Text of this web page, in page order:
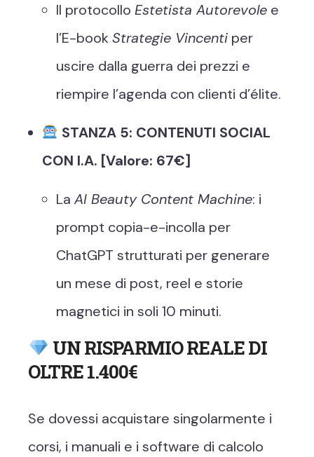
Il protocollo Estetista Autorevole e
l’E-bookStrategie Vincenti per
uscire dalla guerra dei prezzi e
riempire l’agenda con clienti d’élite.
STANZA 5: CONTENUTI SOCIAL
CON I.A. [Valore: 67€]
La AI Beauty Content Machine: i
prompt copia-e-incolla per
ChatGPT strutturati per generare
un mese di post, reel e storie
magnetici in soli 10 minuti.
UN RISPARMIO REALE DI
OLTRE 1.400€
Se dovessi acquistare singolarmente i
corsi, i manuali e i software di calcolo